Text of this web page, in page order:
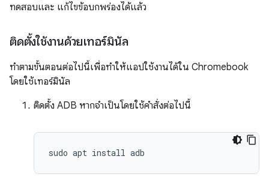
ทดสอบและ แก้ไขข้อบกพร่องได้แล้ว
ติดตั้งใช้งานด้วยเทอร์มินัล
ทำตามขั้นตอนต่อไปนี้เพื่อทำให้แอปใช้งานได้ใน Chromebook
โดยใช้เทอร์มินัล
ติดตั้ง ADB หากจำเป็นโดยใช้คำสั่งต่อไปนี้